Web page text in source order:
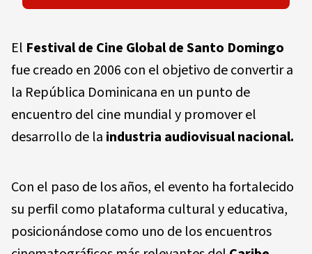
El Festival de Cine Global de Santo Domingo
fue creado en 2006 con el objetivo de convertir a
la República Dominicana en un punto de
encuentro del cine mundial y promover el
desarrollo de la industria audiovisual nacional.
Con el paso de los años, el evento ha fortalecido
su perfil como plataforma cultural y educativa,
posicionándose como uno de los encuentros